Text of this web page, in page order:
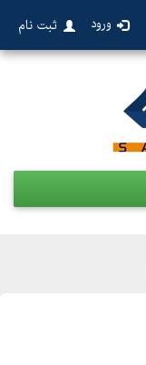
ورود ثبت نام